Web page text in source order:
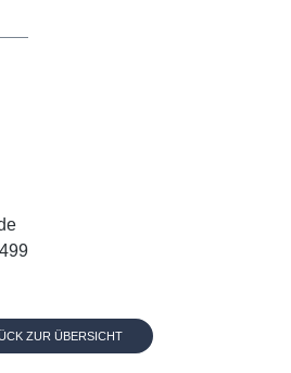
ZUR ÜBERSICHT